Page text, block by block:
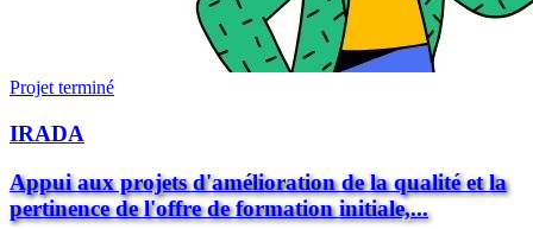
Projet terminé
IRADA
Appui aux projets d'amélioration de la qualité et la
pertinence de l'offre de formation initiale,...